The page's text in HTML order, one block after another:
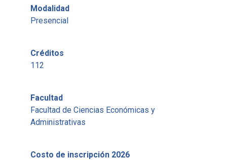
Modalidad
Presencial
Créditos
112
Facultad
Facultad de Ciencias Económicas y
Administrativas
Costo de inscripción 2026